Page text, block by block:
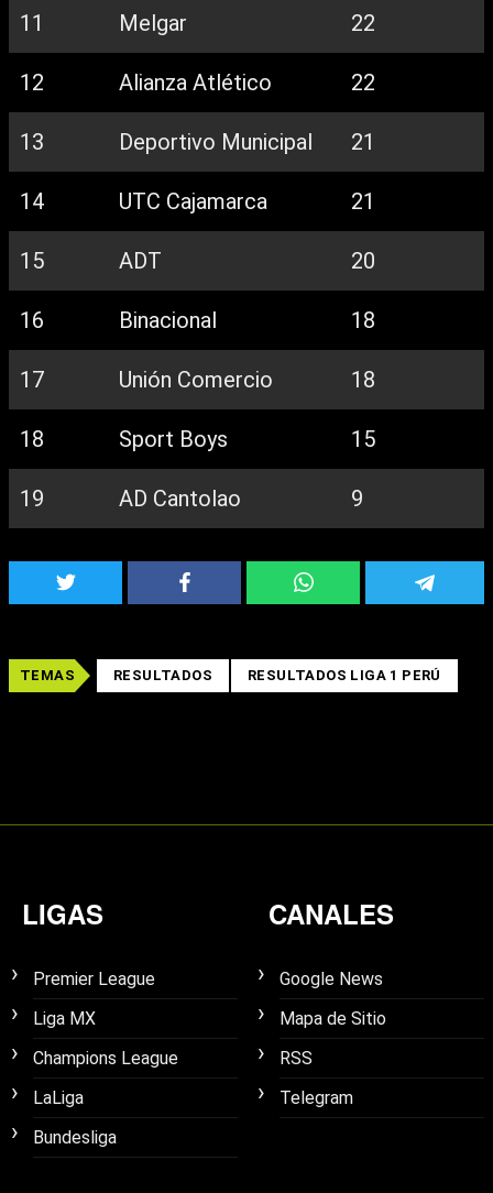
11 Melgar 22
12 Alianza Atlético 22
13 Deportivo Municipal 21
14 UTC Cajamarca 21
15 ADT 20
16 Binacional 18
17 Unión Comercio 18
18 Sport Boys 15
19 AD Cantolao 9
TEMAS RESULTADOS RESULTADOS LIGA 1 PERÚ
LIGAS
Premier League
Liga MX
Champions League
LaLiga
Bundesliga
CANALES
Google News
Mapa de Sitio
RSS
Telegram